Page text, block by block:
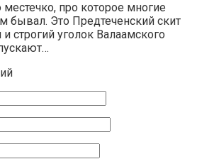
про которое многие
бывал. Это Предтеченский скит
строгий уголок Валаамского